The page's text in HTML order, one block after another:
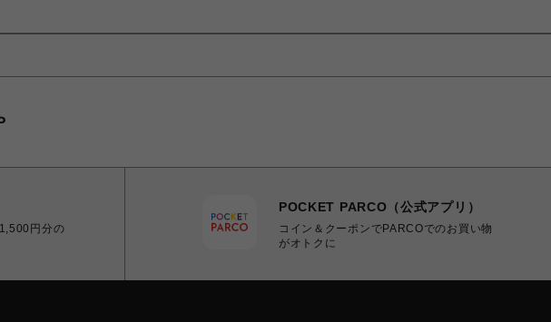
円分の
POCKET PARCO（公式アプリ）
コイン＆クーポンでPARCOでのお買い物
がオトクに